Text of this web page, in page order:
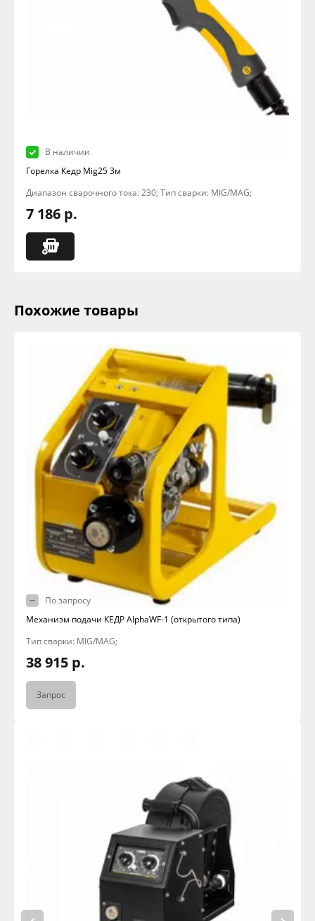
В наличии
Горелка Кедр Mig25 3м
Диапазон сварочного тока: 230; Тип сварки: MIG/MAG;
7 186 р.
Похожие товары
По запросу
Механизм подачи КЕДР AlphaWF-1 (открытого типа)
Тип сварки: MIG/MAG;
38 915 р.
Запрос